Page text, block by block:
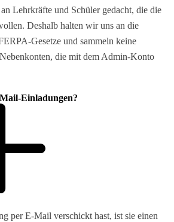
Lehrkräfte und Schüler gedacht, die die
Deshalb halten wir uns an die
Gesetze und sammeln keine
die mit dem Admin-Konto
Einladungen?
per E-Mail verschickt hast, ist sie einen